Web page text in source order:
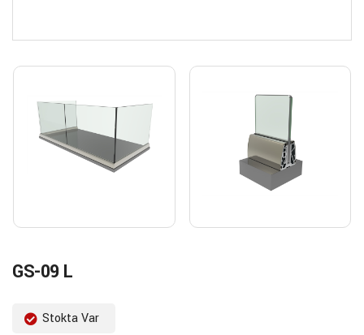
GS-09 L
Stokta Var